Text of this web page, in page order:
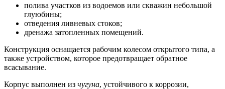
полива участков из водоемов или скважин небольшой
глуюбины;
отведения ливневых стоков;
дренажа затопленных помещений.
Конструкция оснащается рабочим колесом открытого типа, а
также устройством, которое предотвращает обратное
всасывание.
Корпус выполнен из чугуна, устойчивого к коррозии,